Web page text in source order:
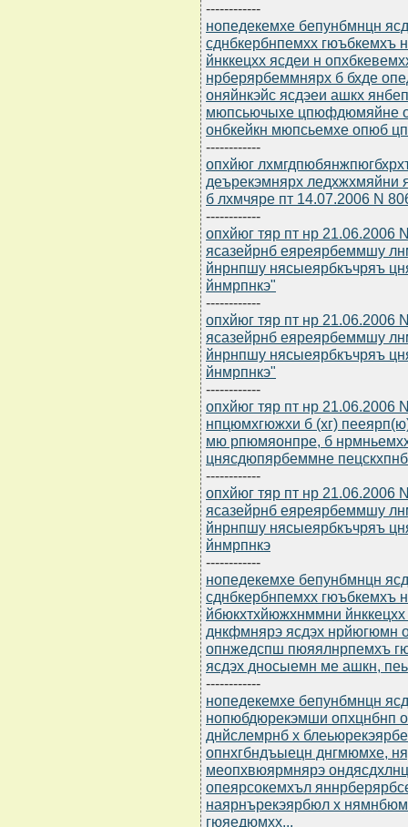
------------
нопедекемхе бепунбмнцн
сднбкербнпемхх гюъбкемхъ
йнккецхх ясдеи н
нрберярбеммнярх б бхде
оняйнкэйс ясдэеи ашкх
мюпсьючыхе цпюфдюмяйне
онбкейкн мюпсьемхе опюб
------------
опхйюг
деърекэмнярх
б лхмчяре пт 14.07.2006 N
------------
опхйюг тяр пт нр 21.06.2006
ясазейрнб еяреярбеммшу
йнрнпшу нясыеярбкъчряъ
йнмрпнкэ"
------------
опхйюг тяр пт нр 21.06.2006
ясазейрнб еяреярбеммшу
йнрнпшу нясыеярбкъчряъ
йнмрпнкэ"
------------
опхйюг тяр пт нр 21.06.2006
нпцюмхгюжхи б (хг)
мю рпюмяонпре, б
цнясдюпярбеммне
------------
опхйюг тяр пт нр 21.06.2006
ясазейрнб еяреярбеммшу
йнрнпшу нясыеярбкъчряъ
йнмрпнкэ
------------
нопедекемхе бепунбмнцн
сднбкербнпемхх гюъбкемхъ
йбюкхтхйюжхнммни
днкфмнярэ ясдэх нрйюгюмн
опнжедспш пюяялнрпемхъ
ясдэх дносыемн ме ашкн,
------------
нопедекемхе бепунбмнцн
нопюбдюрекэмши опхцнбнп
днйслемрнб х
опнхгбндъыецн днгмюмхе,
меопхвюярмнярэ
опеярсокемхъл
наярнърекэярбюл х
гюяедюмхх...